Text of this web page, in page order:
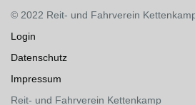
© 2022 Reit- und Fahrverein
Login
Datenschutz
Impressum
Reit- und Fahrverein Kettenkamp